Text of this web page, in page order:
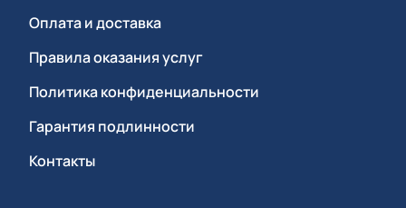
Оплата и доставка
Правила оказания услуг
Политика конфиденциальности
Гарантия подлинности
Контакты